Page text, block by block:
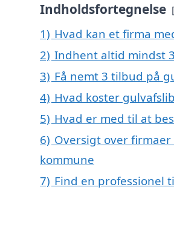
Indholdsfortegnelse
1) Hvad kan et firma
2) Indhent altid mindst
3) Få nemt 3 tilbud på
4) Hvad koster
5) Hvad er med til at
6) Oversigt over
kommune
7) Find en professionel